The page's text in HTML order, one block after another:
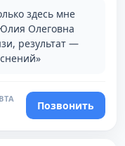
здесь мне
Олеговна
результат —
Позвонить